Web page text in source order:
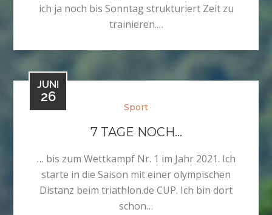
ich ja noch bis Sonntag strukturiert Zeit zu
trainieren.…
JUNI
26
Sport
7 TAGE NOCH…
… bis zum Wettkampf Nr. 1 im Jahr 2021. Ich
starte in die Saison mit einer olympischen
Distanz beim triathlon.de CUP. Ich bin dort
schon…